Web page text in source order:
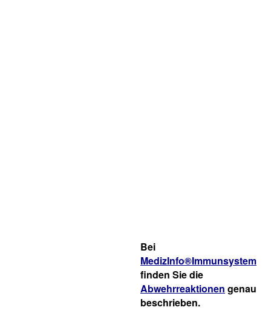
Bei
MedizInfo®Immunsystem
finden Sie die
Abwehrreaktionen genau
beschrieben.